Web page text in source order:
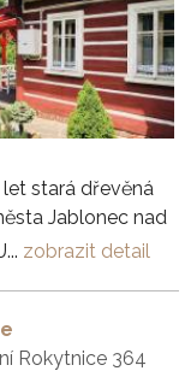
stará dřevěná
Jablonec nad
zobrazit detail
Rokytnice 364